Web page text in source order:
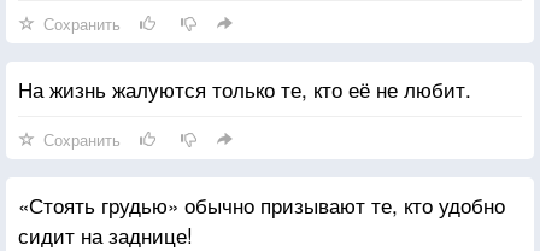
Сохранить
На жизнь жалуются только те, кто её не любит.
Сохранить
«Стоять грудью» обычно призывают те, кто удобно
сидит на заднице!